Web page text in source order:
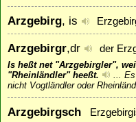
Arzgebirg, is
Arzgebirgr,dr der
Is heßt net "Arzgebirgler",
"Rheinländler" heeßt.
nicht Vogtländler oder
Arzgebirgsch